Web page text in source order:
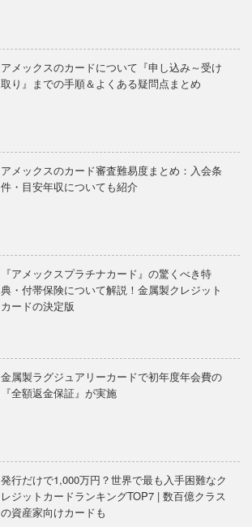
アメックスのカードについて『申し込み～受け
取り』までの手順＆よくある疑問点まとめ
アメックスのカード審査難易度まとめ：入会条
件・目安年収についても紹介
『アメックスプラチナカード』の驚くべき特
典・付帯保険について解説！金属製クレジット
カードの決定版
金属製ラグジュアリーカードで初年度年会費の
『全額返金保証』が実施
発行だけで1,000万円？世界で最も入手困難なク
レジットカードランキングTOP7 | 数百億クラス
の資産家向けカードも